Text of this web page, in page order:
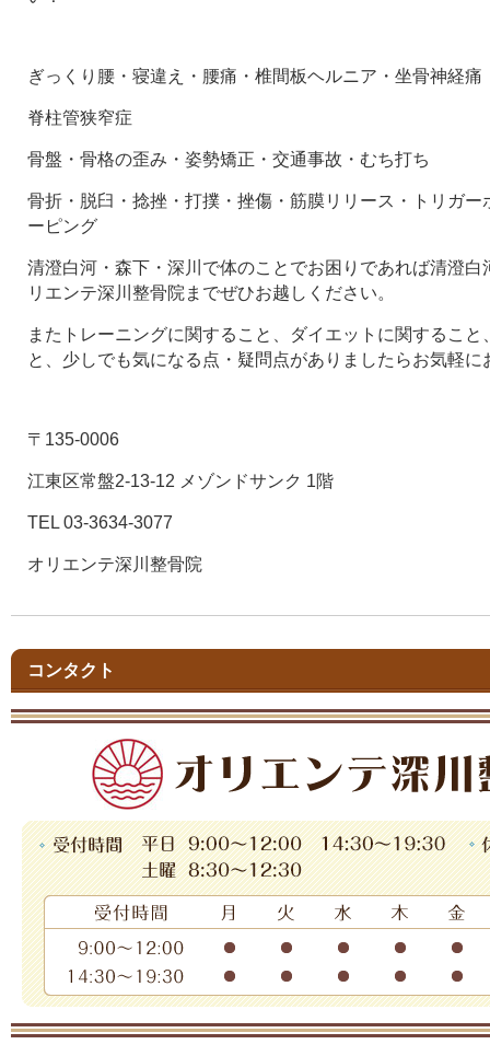
ぎっくり腰・寝違え・腰痛・椎間板ヘルニア・坐骨神経痛
脊柱管狭窄症
骨盤・骨格の歪み・姿勢矯正・交通事故・むち打ち
骨折・脱臼・捻挫・打撲・挫傷・筋膜リリース・トリガー
ーピング
清澄白河・森下・深川で体のことでお困りであれば清澄
リエンテ深川整骨院までぜひお越しください。
またトレーニングに関すること、ダイエットに関するこ
と、少しでも気になる点・疑問点がありましたらお気軽に
〒135-0006
江東区常盤2-13-12 メゾンドサンク 1階
TEL 03-3634-3077
オリエンテ深川整骨院
コンタクト